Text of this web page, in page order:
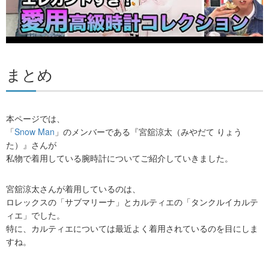
まとめ
本ページでは、
「Snow Man 」のメンバーである『宮舘涼太（みやだて りょう
た）』さんが
私物で着用している腕時計についてご紹介していきました。
宮舘涼太さんが着用しているのは、
ロレックスの「サブマリーナ」とカルティエの「タンクルイカルテ
ィエ」でした。
特に、カルティエについては最近よく着用されているのを目にしま
すね。